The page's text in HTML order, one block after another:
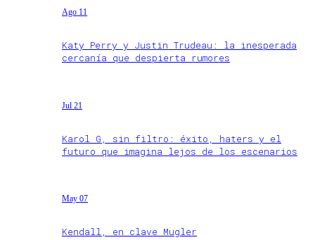
Ago 11
Katy Perry y Justin Trudeau: la inesperada
cercanía que despierta rumores
Jul 21
Karol G, sin filtro: éxito, haters y el
futuro que imagina lejos de los escenarios
May 07
Kendall, en clave Mugler